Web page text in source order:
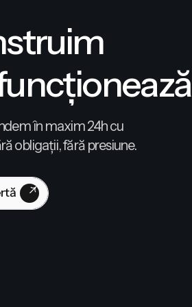
în maxim 24h cu
obligații, fără presiune.